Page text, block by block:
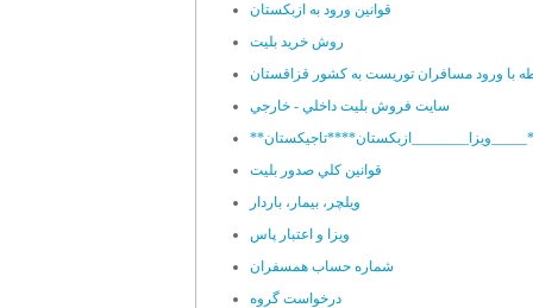
قوانین ورود به ازبکستان
روش خرید بلیت
با ورود مسافران توریست به کشور قزاقستان
سايت فروش بليت داخلي - خارجي
قوانين کلي صدور بليت
ويلچر، بيمار، باردار
ويزا و اعتبار پاس
شماره حساب همسفران
درخواست گروه